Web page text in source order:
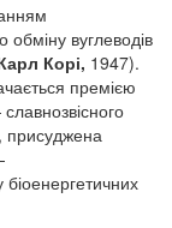
обміну вуглеводів
Корі, 1947).
премією
присуджена